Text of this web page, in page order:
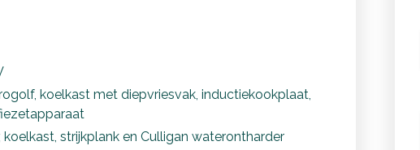
koelkast met diepvriesvak, inductiekookplaat,
strijkplank en Culligan waterontharder